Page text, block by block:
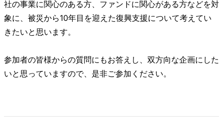
社の事業に関心のある方、ファンドに関心がある方などを対
象に、被災から10年目を迎えた復興支援について考えてい
きたいと思います。
参加者の皆様からの質問にもお答えし、双方向な企画にした
いと思っていますので、是非ご参加ください。